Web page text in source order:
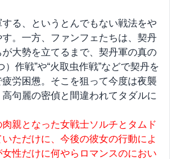
る、というとんでもない戦法をや
。一方、ファンフェたちは、契丹
大勢を立てるまで、契丹軍の真の
作戦”や“火取虫作戦”などで契丹を
労困憊。そこを狙って今度は夜襲
句麗の密偵と間違われてタダルに
親となった女戦士ソルチとタムド
ただけに、今後の彼女の行動によ
性だけに何やらロマンスのにおい